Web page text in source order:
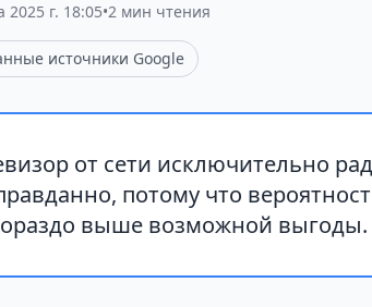
2025 г. 18:05•2 мин чтения
источники Google
от сети исключительно
потому что
выше возможной выгоды.